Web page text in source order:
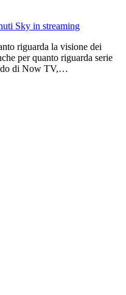
Sky in streaming
riguarda la visione dei
per quanto riguarda serie
di Now TV,…